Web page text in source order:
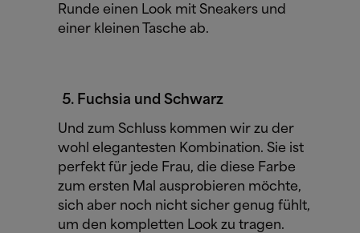
Runde einen Look mit Sneakers und
einer kleinen Tasche ab.
Fuchsia und Schwarz
Und zum Schluss kommen wir zu der
wohl elegantesten Kombination. Sie ist
perfekt für jede Frau, die diese Farbe
zum ersten Mal ausprobieren möchte,
sich aber noch nicht sicher genug fühlt,
um den kompletten Look zu tragen.